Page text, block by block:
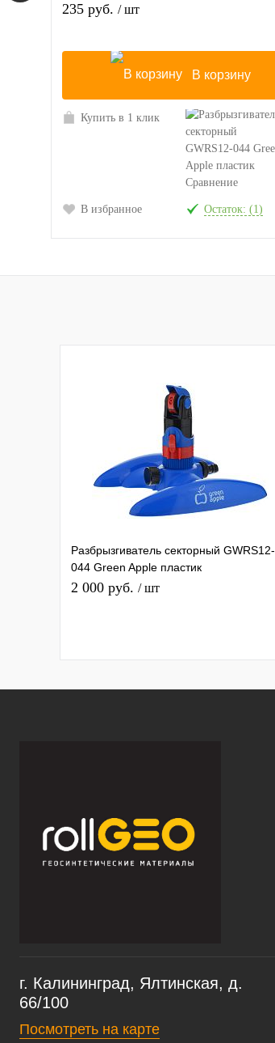
235 руб. / шт
В корзину
Купить в 1 клик
Сравнение
В избранное Остаток: (1)
Разбрызгиватель секторный GWRS12-
044 Green Apple пластик
2 000 руб. / шт
г. Калининград, Ялтинская, д.
66/100
Посмотреть на карте